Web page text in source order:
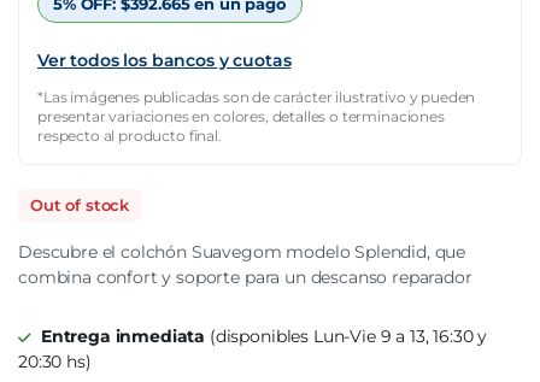
Ver todos los bancos y cuotas
*Las imágenes publicadas son de carácter ilustrativo y pueden
presentar variaciones en colores, detalles o terminaciones
respecto al producto final.
Out of stock
Descubre el colchón Suavegom modelo Splendid, que
combina confort y soporte para un descanso reparador
Entrega inmediata (disponibles Lun-Vie 9 a 13, 16:30 y
20:30 hs)